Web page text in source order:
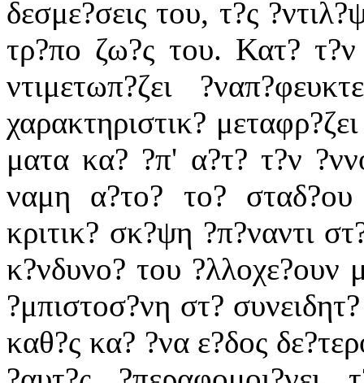
δεσμε?σεις του, τ?ς
τρ?πο ζω?ς του. Κατ?
ντιμετωπ?ζει
χαρακτηριστικ?
ματα κα? ?π' α?τ? τ?ν
ναμη α?το? το? σταδ?ου
κριτικ? σκ?ψη ?π?ναντι
κ?νδυνο? του ?λλοχε?ουν
?μπιστοσ?νη στ?
καθ?ς κα? ?να ε?δος